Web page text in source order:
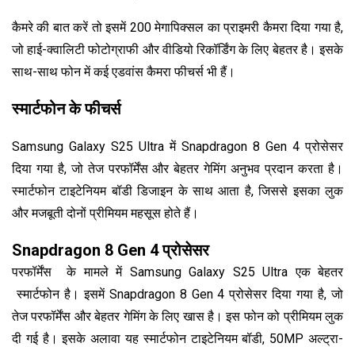
कैमरे की बात करें तो इसमें 200 मेगापिक्सल का प्राइमरी कैमरा दिया गया है,
जो हाई-क्वालिटी फोटोग्राफी और वीडियो रिकॉर्डिंग के लिए बेहतर है। इसके
साथ-साथ फोन में कई एडवांस कैमरा फीचर्स भी हैं।
स्मार्टफोन के फीचर्स
Samsung Galaxy S25 Ultra में Snapdragon 8 Gen 4 प्रोसेसर
दिया गया है, जो तेज परफॉर्मेंस और बेहतर गेमिंग अनुभव प्रदान करता है।
स्मार्टफोन टाइटेनियम बॉडी डिजाइन के साथ आता है, जिससे इसका लुक
और मजबूती दोनों प्रीमियम महसूस होते हैं।
Snapdragon 8 Gen 4 प्रोसेसर
परफॉर्मेंस के मामले में Samsung Galaxy S25 Ultra एक बेहतर
स्मार्टफोन है। इसमें Snapdragon 8 Gen 4 प्रोसेसर दिया गया है, जो
तेज परफॉर्मेंस और बेहतर गेमिंग के लिए खास है। इस फोन को प्रीमियम लुक
दी गई है। इसके अलावा यह स्मार्टफोन टाइटेनियम बॉडी, 50MP अल्ट्रा-